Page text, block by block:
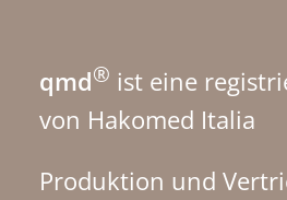
qmd® ist eine
von Hakomed Italia
Produktion und